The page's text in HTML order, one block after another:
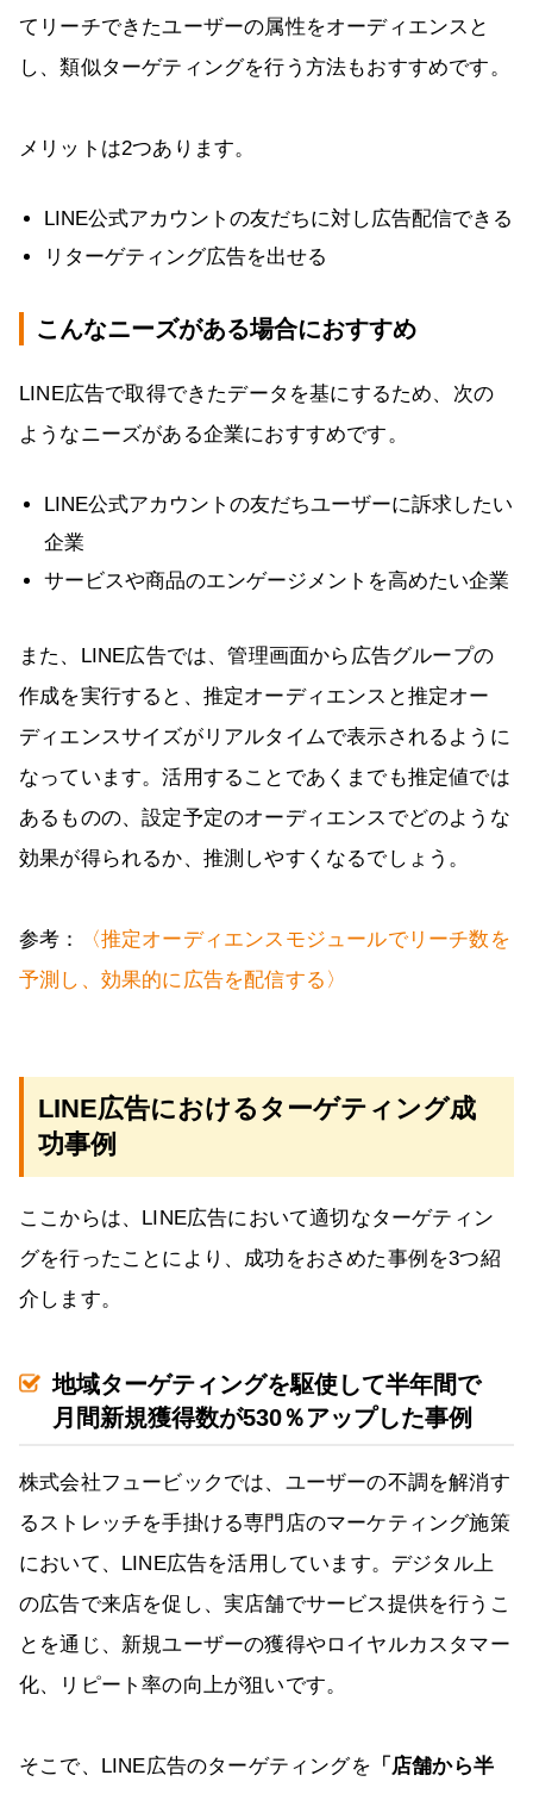
てリーチできたユーザーの属性をオーディエンスと
し、類似ターゲティングを行う方法もおすすめです。
メリットは2つあります。
LINE公式アカウントの友だちに対し広告配信できる
リターゲティング広告を出せる
こんなニーズがある場合におすすめ
LINE広告で取得できたデータを基にするため、次の
ようなニーズがある企業におすすめです。
LINE公式アカウントの友だちユーザーに訴求したい
企業
サービスや商品のエンゲージメントを高めたい企業
また、LINE広告では、管理画面から広告グループの
作成を実行すると、推定オーディエンスと推定オー
ディエンスサイズがリアルタイムで表示されるように
なっています。活用することであくまでも推定値では
あるものの、設定予定のオーディエンスでどのような
効果が得られるか、推測しやすくなるでしょう。
参考：
〈推定オーディエンスモジュールでリーチ数を
予測し、効果的に広告を配信する〉
LINE広告におけるターゲティング成
功事例
ここからは、LINE広告において適切なターゲティン
グを行ったことにより、成功をおさめた事例を3つ紹
介します。
地域ターゲティングを駆使して半年間で
月間新規獲得数が530％アップした事例
株式会社フュービックでは、ユーザーの不調を解消す
るストレッチを手掛ける専門店のマーケティング施策
において、LINE広告を活用しています。デジタル上
の広告で来店を促し、実店舗でサービス提供を行うこ
とを通じ、新規ユーザーの獲得やロイヤルカスタマー
化、リピート率の向上が狙いです。
そこで、LINE広告のターゲティングを 「店舗から半